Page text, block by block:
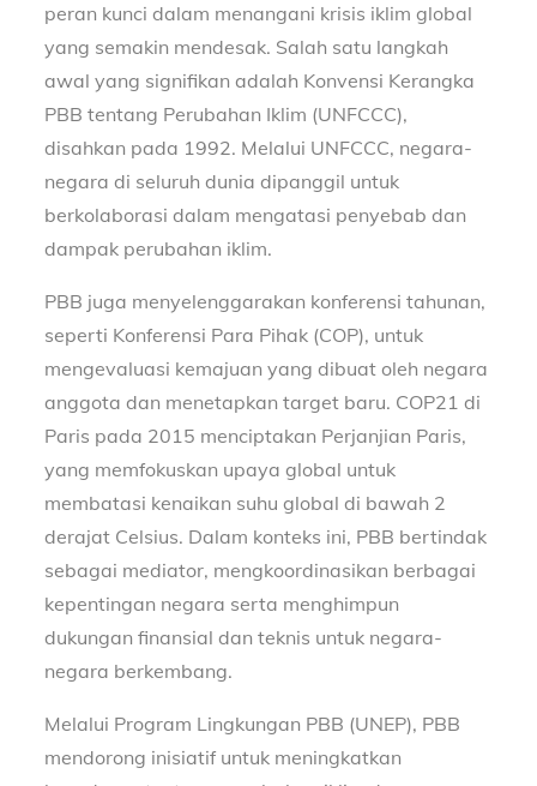
peran kunci dalam menangani krisis iklim global
yang semakin mendesak. Salah satu langkah
awal yang signifikan adalah Konvensi Kerangka
PBB tentang Perubahan Iklim (UNFCCC),
disahkan pada 1992. Melalui UNFCCC, negara-
negara di seluruh dunia dipanggil untuk
berkolaborasi dalam mengatasi penyebab dan
dampak perubahan iklim.
PBB juga menyelenggarakan konferensi tahunan,
seperti Konferensi Para Pihak (COP), untuk
mengevaluasi kemajuan yang dibuat oleh negara
anggota dan menetapkan target baru. COP21 di
Paris pada 2015 menciptakan Perjanjian Paris,
yang memfokuskan upaya global untuk
membatasi kenaikan suhu global di bawah 2
derajat Celsius. Dalam konteks ini, PBB bertindak
sebagai mediator, mengkoordinasikan berbagai
kepentingan negara serta menghimpun
dukungan finansial dan teknis untuk negara-
negara berkembang.
Melalui Program Lingkungan PBB (UNEP), PBB
mendorong inisiatif untuk meningkatkan